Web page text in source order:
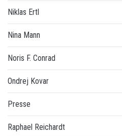
Niklas Ertl
Nina Mann
Noris F. Conrad
Ondrej Kovar
Presse
Raphael Reichardt